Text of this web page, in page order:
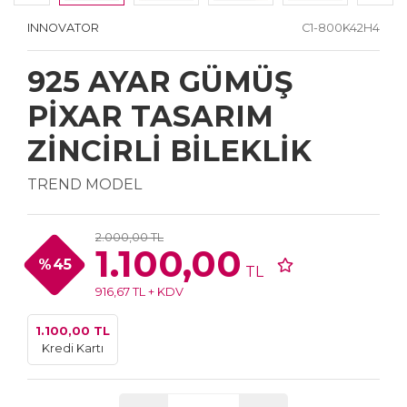
INNOVATOR C1-800K42H4
925 AYAR GÜMÜŞ
PİXAR TASARIM
ZİNCİRLİ BİLEKLİK
TREND MODEL
%45
2.000,00 TL
1.100,00 TL
916,67 TL + KDV
1.100,00 TL
Kredi Kartı